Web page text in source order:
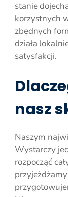
stanie
korzystnych
zbędnych
działa
satysfakcji.
nasz
Naszym
Wystarczy
rozpocząć